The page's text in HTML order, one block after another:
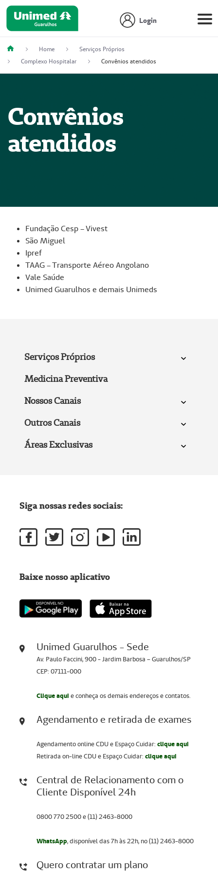
Login
Home
Serviços Próprios
Complexo Hospitalar
Convênios atendidos
Convênios
atendidos
Fundação Cesp – Vivest
São Miguel
Ipref
TAAG – Transporte Aéreo Angolano
Vale Saúde
Unimed Guarulhos e demais Unimeds
Serviços Próprios
Medicina Preventiva
Nossos Canais
Outros Canais
Áreas Exclusivas
Unimed Guarulhos - Sede
Av. Paulo Faccini, 900 - Jardim Barbosa – Guarulhos/SP
CEP: 07111-000
Clique aqui e conheça os demais endereços e contatos.
Agendamento e retirada de exames
Agendamento online CDU e Espaço Cuidar: clique aqui
Retirada on-line CDU e Espaço Cuidar: clique aqui
Central de Relacionamento com o
Cliente Disponível 24h
0800 770 2500 e (11) 2463-8000
WhatsApp, disponível das 7h às 22h, no (11) 2463-8000
Quero contratar um plano
Siga nossas redes sociais:
Baixe nosso aplicativo